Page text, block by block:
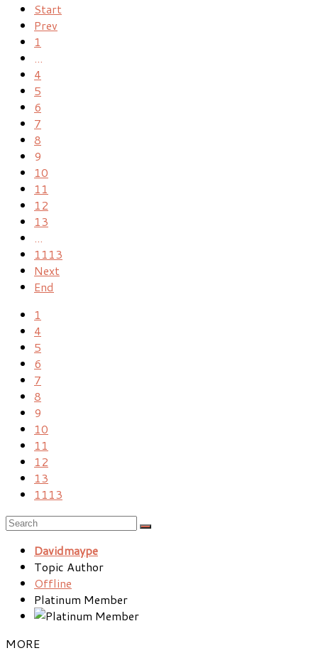
Start
Prev
1
...
4
5
6
7
8
9
10
11
12
13
...
1113
Next
End
1
4
5
6
7
8
9
10
11
12
13
1113
Davidmaype
Topic Author
Offline
Platinum Member
MORE